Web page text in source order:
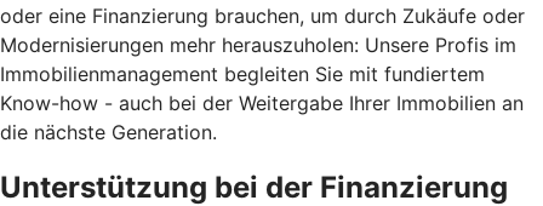
oder eine Finanzierung brauchen, um durch Zukäufe oder
Modernisierungen mehr herauszuholen: Unsere Profis im
Immobilienmanagement begleiten Sie mit fundiertem
Know-how - auch bei der Weitergabe Ihrer Immobilien an
die nächste Generation.
Unterstützung bei der Finanzierung